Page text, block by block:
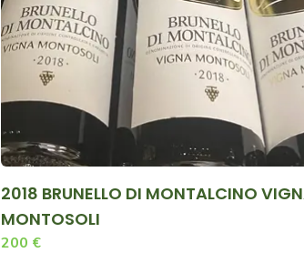
2018 BRUNELLO DI MONTALCINO
MONTOSOLI
200 €